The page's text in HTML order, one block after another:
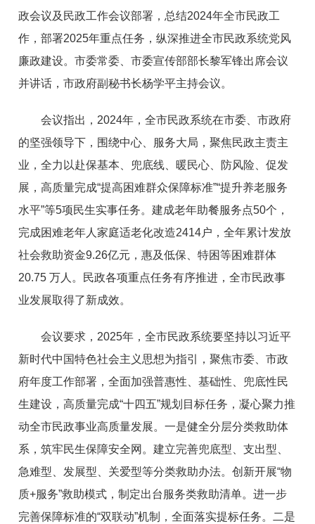
政会议及民政工作会议部署，总结2024年全市民政工
作，部署2025年重点任务，纵深推进全市民政系统党风
廉政建设。市委常委、市委宣传部部长黎军锋出席会议
并讲话，市政府副秘书长杨学平主持会议。
会议指出，2024年，全市民政系统在市委、市政府
的坚强领导下，围绕中心、服务大局，聚焦民政主责主
业，全力以赴保基本、兜底线、暖民心、防风险、促发
展，高质量完成“提高困难群众保障标准”“提升养老服务
水平”等5项民生实事任务。建成老年助餐服务点50个，
完成困难老年人家庭适老化改造2414户，全年累计发放
社会救助资金9.26亿元，惠及低保、特困等困难群体
20.75 万人。民政各项重点任务有序推进，全市民政事
业发展取得了新成效。
会议要求，2025年，全市民政系统要坚持以习近平
新时代中国特色社会主义思想为指引，聚焦市委、市政
府年度工作部署，全面加强普惠性、基础性、兜底性民
生建设，高质量完成“十四五”规划 目标任务，凝心聚力推
动全市民政事业高质量发展。一是健全分层分类救助体
系，筑牢民生保障安全网。建立完善兜底型、支出型、
急难型、发展型、关爱型等分类救助办法。创新开展“物
质+服务”救助模式，制定出台服务类救助清单。进一步
完善保障标准的“双联动”机制，全面落实提标任务。二是